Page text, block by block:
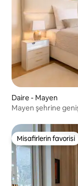
Daire - Mayen
Mayen şehrine
Misafirlerin favorisi
Misafirlerin favorisi